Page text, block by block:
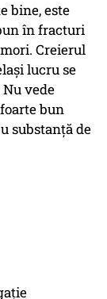
bine, este
în fracturi
Creierul
lucru se
vede
bun
substanță de